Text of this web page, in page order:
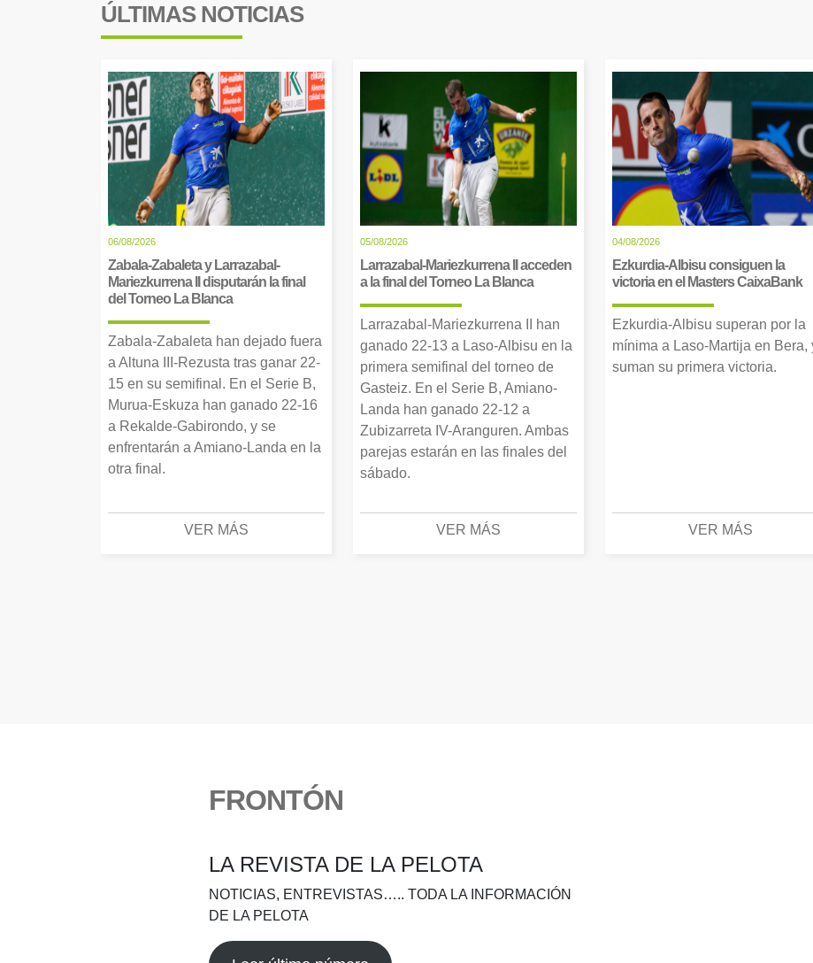
ÚLTIMAS NOTICIAS
06/08/2026
Zabala-Zabaleta y Larrazabal-
Mariezkurrena II disputarán la final
del Torneo La Blanca
Zabala-Zabaleta han dejado fuera
a Altuna III-Rezusta tras ganar 22-
15 en su semifinal. En el Serie B,
Murua-Eskuza han ganado 22-16
a Rekalde-Gabirondo, y se
enfrentarán a Amiano-Landa en la
otra final.
VER MÁS
05/08/2026
Larrazabal-Mariezkurrena II acceden
a la final del Torneo La Blanca
Larrazabal-Mariezkurrena II han
ganado 22-13 a Laso-Albisu en la
primera semifinal del torneo de
Gasteiz. En el Serie B, Amiano-
Landa han ganado 22-12 a
Zubizarreta IV-Aranguren. Ambas
parejas estarán en las finales del
sábado.
VER MÁS
04/08/2026
Ezkurdia-Albisu consiguen la
victoria en el Masters CaixaBank
Ezkurdia-Albisu superan por la
mínima a Laso-Martija en Bera,
suman su primera victoria.
VER MÁS
FRONTÓN
LA REVISTA DE LA PELOTA
NOTICIAS, ENTREVISTAS….. TODA LA INFORMACIÓN
DE LA PELOTA